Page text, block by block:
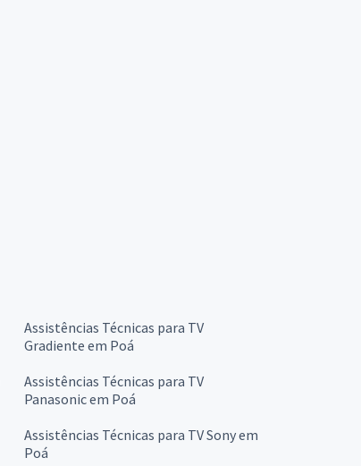
Assistências Técnicas para TV
Gradiente em Poá
Assistências Técnicas para TV
Panasonic em Poá
Assistências Técnicas para TV Sony em
Poá